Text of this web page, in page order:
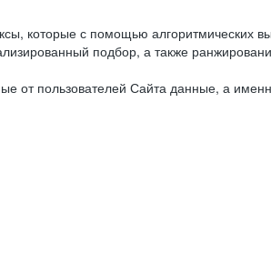
которые с помощью алгоритмических
подбор, а также
от пользователей Сайта данные, а